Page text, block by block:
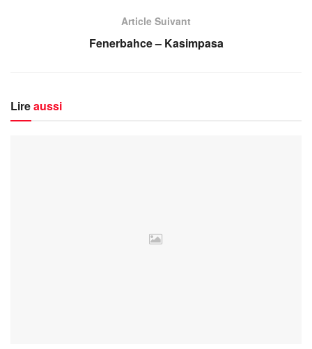
Article Suivant
Fenerbahce – Kasimpasa
Lireaussi